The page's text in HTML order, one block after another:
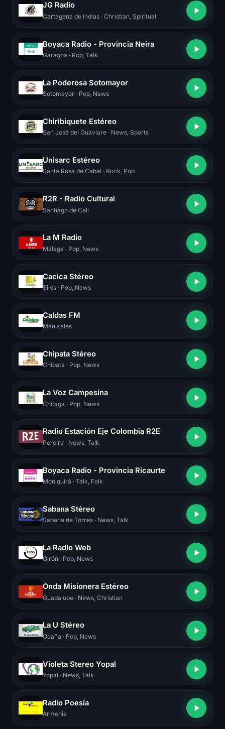
JG Radio
Cartagena de Indias · Christian, Spiritual
Boyaca Radio - Provincia Neira
Garagoa · Pop, Talk
La Poderosa Sotomayor
Sotomayor · Pop, News
Chiribiquete Estéreo
San José del Guaviare · News, Sports
Unisarc Estéreo
Santa Rosa de Cabal · Rock, Pop
R2R - Radio Cultural
Santiago de Cali
La M Radio
Málaga · Pop, News
Cacica Stéreo
Silos · Pop, News
Caldas FM
Manizales
Chipata Stéreo
Chipatá · Pop, News
La Voz Campesina
Chitagá · Pop, News
Radio Estación Eje Colombia R2E
Pereira · News, Talk
Boyaca Radio - Provincia Ricaurte
Moniquirá · Talk, Folk
Sabana Stéreo
Sabana de Torres · News, Talk
La Radio Web
Girón · Pop, News
Onda Misionera Estéreo
Guadalupe · News, Christian
La U Stéreo
Ocaña · Pop, News
Violeta Stereo Yopal
Yopal · News, Talk
Radio Poesía
Armenia